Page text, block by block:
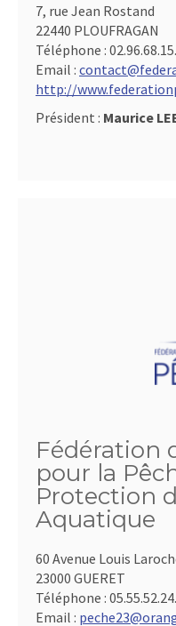
7, rue Jean Rostand
22440 PLOUFRAGAN
Téléphone :
Email :
http://
Président : Maurice
Fédération
pour la
Protection
Aquatique
60 Avenue Louis
23000 GUERET
Téléphone :
Email :